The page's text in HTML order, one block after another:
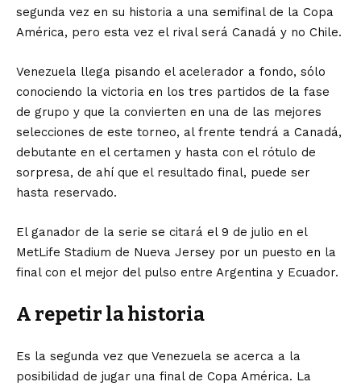
segunda vez en su historia a una semifinal de la Copa
América, pero esta vez el rival será Canadá y no Chile.
Venezuela llega pisando el acelerador a fondo, sólo
conociendo la victoria en los tres partidos de la fase
de grupo y que la convierten en una de las mejores
selecciones de este torneo, al frente tendrá a Canadá,
debutante en el certamen y hasta con el rótulo de
sorpresa, de ahí que el resultado final, puede ser
hasta reservado.
El ganador de la serie se citará el 9 de julio en el
MetLife Stadium de Nueva Jersey por un puesto en la
final con el mejor del pulso entre Argentina y Ecuador.
A repetir la historia
Es la segunda vez que Venezuela se acerca a la
posibilidad de jugar una final de Copa América. La